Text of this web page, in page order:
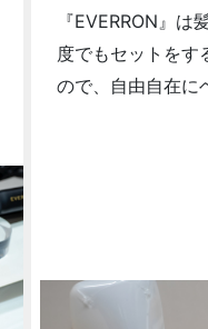
『EVERRON』
度でもセットをす
ので、自由自在に